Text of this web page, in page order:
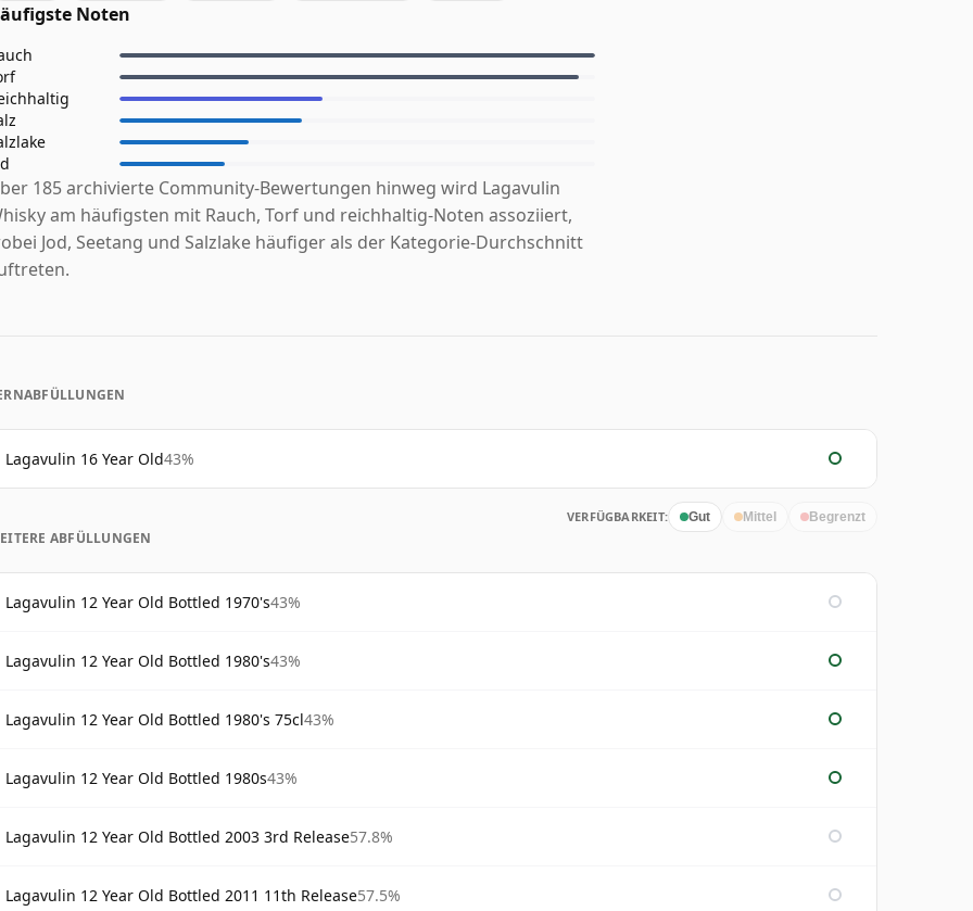
Noten
185 archivierte Community-Bewertungen hinweg wird Lagavulin
am häufigsten mit Rauch, Torf und reichhaltig-Noten assoziiert,
Jod, Seetang und Salzlake häufiger als der Kategorie-Durchschnitt
Lagavulin 16 Year Old43%
VERFÜGBARKEIT: Gut Mittel Begrenzt
ABFÜLLUNGEN
Lagavulin 12 Year Old Bottled 1970's43%
Lagavulin 12 Year Old Bottled 1980's43%
Lagavulin 12 Year Old Bottled 1980's 75cl43%
Lagavulin 12 Year Old Bottled 1980s43%
Lagavulin 12 Year Old Bottled 2003 3rd Release57.8%
Lagavulin 12 Year Old Bottled 2011 11th Release57.5%